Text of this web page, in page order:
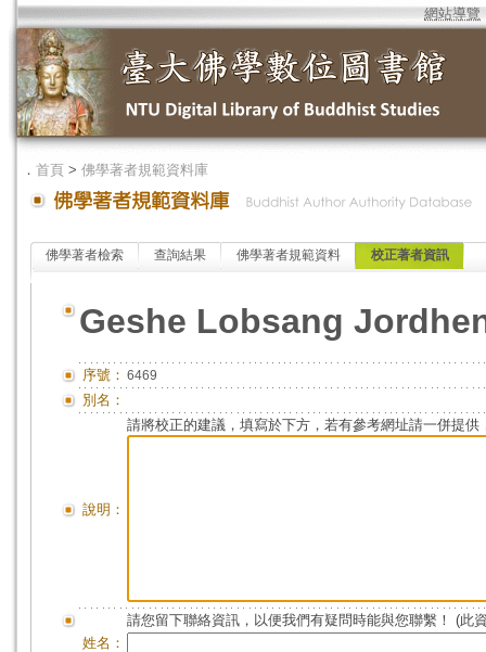
網站導覽
． 首頁 > 佛學著者規範資料庫
佛學著者檢索 查詢結果 佛學著者規範資料 校正著者資訊
Geshe Lobsang
序號： 6469
別名：
說明：
請將校正的建議，填寫於下方，若有參考網址請一併提供
請您留下聯絡資訊，以便我們有疑問時能與您聯繫！ (此
姓名：